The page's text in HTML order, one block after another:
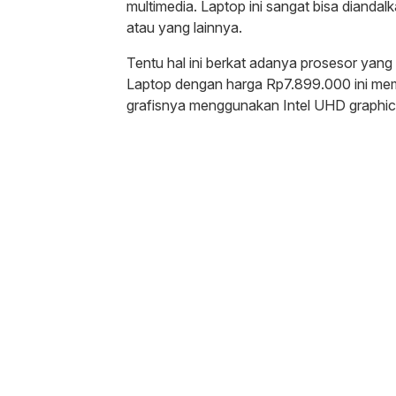
multimedia. Laptop ini sangat bisa
atau yang lainnya.
Tentu hal ini berkat adanya prosesor
Laptop dengan harga Rp7.899.000 ini
grafisnya menggunakan Intel UHD